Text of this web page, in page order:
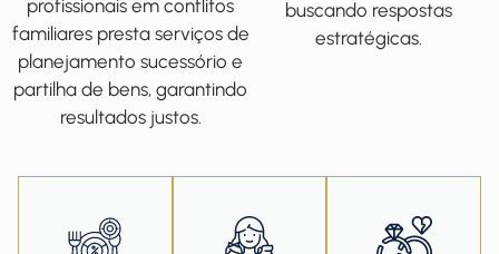
profissionais em conflitos
familiarespresta serviços de
planejamento sucessório e
partilha de bens, garantindo
resultados justos.
buscando respostas
estratégicas.